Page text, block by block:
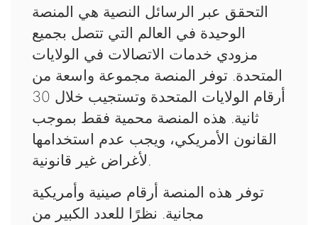
التحقق عبر الرسائل النصية هي المنصة
الوحيدة في العالم التي تتصل بجميع
مزودي خدمات الاتصالات في الولايات
المتحدة. توفر المنصة مجموعة واسعة من
أرقام الولايات المتحدة وتستجيب خلال 30
ثانية. هذه المنصة محمية فقط بموجب
القانون الأمريكي، ويجب عدم استخدامها
لأغراض غير قانونية.
توفر هذه المنصة أرقام صينية وأمريكية
مجانية. نظرًا للعدد الكبير من